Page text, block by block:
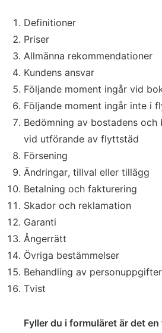
Definitioner
Priser
Allmänna rekommendationer
Kundens ansvar
Följande moment ingår vid
Följande moment ingår inte i
Bedömning av bostadens och
vid utförande av flyttstäd
Försening
Ändringar, tillval eller tillägg
Betalning och fakturering
Skador och reklamation
Garanti
Ångerrätt
Övriga bestämmelser
Behandling av personuppgifter
Tvist
Fyller du i formuläret är det